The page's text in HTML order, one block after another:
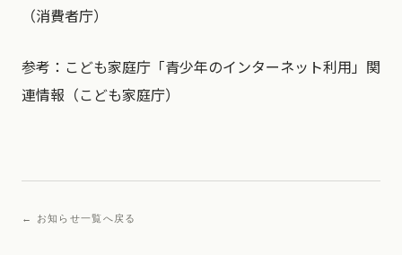
（消費者庁）
参考：こども家庭庁「青少年のインターネット利用」関
連情報（こども家庭庁）
← お知らせ一覧へ戻る